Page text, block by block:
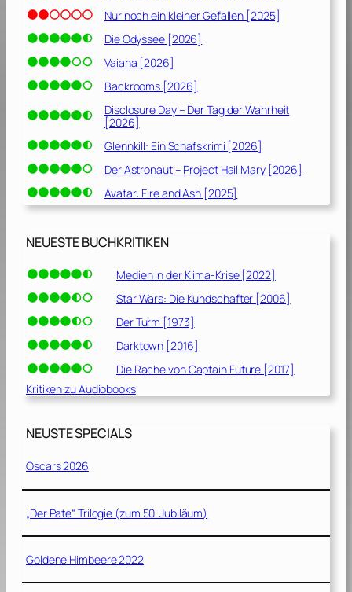
h
e
i
[
2
0
1
1
]
Nur noch ein kleiner Gefallen [2025]
Die Odyssee [2026]
Vaiana [2026]
Backrooms [2026]
Disclosure Day – Der Tag der Wahrheit
[2026]
Glennkill: Ein Schafskrimi [2026]
Der Astronaut – Project Hail Mary [2026]
Avatar: Fire and Ash [2025]
NEUESTE BUCHKRITIKEN
Medien in der Klima-Krise [2022]
Star Wars: Die Kundschafter [2006]
Der Turm [1973]
Darktown [2016]
Die Rache von Captain Future [2017]
Kritiken zu Audiobooks
NEUSTE SPECIALS
Oscars 2026
„Der Pate“ Trilogie (zum 50. Jubiläum)
Goldene Himbeere 2022